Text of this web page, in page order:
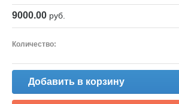
9000.00 руб.
Количество:
Добавить в корзину